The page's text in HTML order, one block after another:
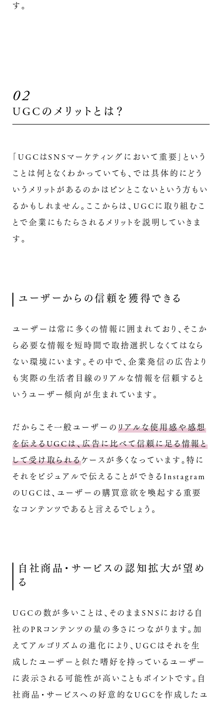
す。
02
UGCのメリットとは？
「UGCはSNSマーケティングにおいて重要」という
ことは何となくわかっていても、では具体的にどう
いうメリットがあるのかはピンとこないという方もい
るかもしれません。ここからは、UGCに取り組むこ
とで企業にもたらされるメリットを説明していきま
す。
ユーザーからの信頼を獲得できる
ユーザーは常に多くの情報に囲まれており、そこか
ら必要な情報を短時間で取捨選択しなくてはなら
ない環境にいます。その中で、企業発信の広告より
も実際の生活者目線のリアルな情報を信頼すると
いうユーザー傾向が生まれています。
だからこそ一般ユーザーのリアルな使用感や感想
を伝えるUGCは、広告に比べて信頼に足る情報と
して受け取られるケースが多くなっています。特に
それをビジュアルで伝えることができるInstagram
のUGCは、ユーザーの購買意欲を喚起する重要
なコンテンツであると言えるでしょう。
自社商品・サービスの認知拡大が望め
る
UGCの数が多いことは、そのままSNSにおける自
社のPRコンテンツの量の多さにつながります。加
えてアルゴリズムの進化により、UGCはそれを生
成したユーザーと似た嗜好を持っているユーザー
に表示される可能性が高いこともポイントです。自
社商品・サービスへの好意的なUGCを作成したユ